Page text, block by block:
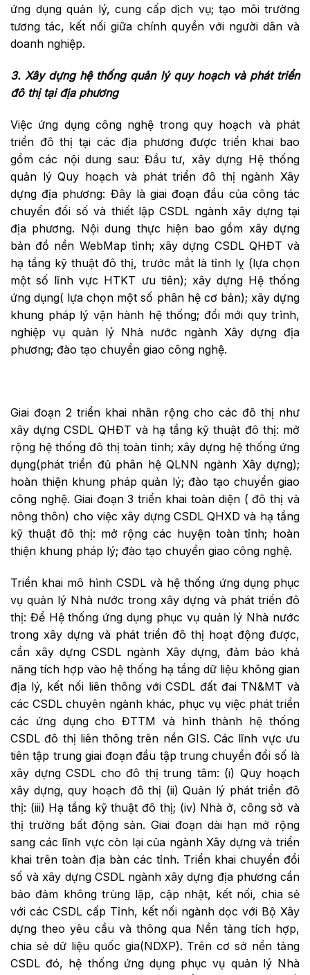
ứng dụng quản lý, cung cấp dịch vụ; tạo môi trường
tương tác, kết nối giữa chính quyền với người dân và
doanh nghiệp.
3. Xây dựng hệ thống quản lý quy hoạch và phát triển
đô thị tại địa phương
Việc ứng dụng công nghệ trong quy hoạch và phát
triển đô thị tại các địa phương được triển khai bao
gồm các nội dung sau: Đầu tư, xây dựng Hệ thống
quản lý Quy hoạch và phát triển đô thị ngành Xây
dựng địa phương: Đây là giai đoạn đầu của công tác
chuyển đổi số và thiết lập CSDL ngành xây dựng tại
địa phương. Nội dung thực hiện bao gồm xây dựng
bản đồ nền WebMap tỉnh; xây dựng CSDL QHĐT và
hạ tầng kỹ thuật đô thị, trước mắt là tỉnh lỵ (lựa chọn
một số lĩnh vực HTKT ưu tiên); xây dựng Hệ thống
ứng dụng( lựa chọn một số phân hệ cơ bản); xây dựng
khung pháp lý vận hành hệ thống; đổi mới quy trình,
nghiệp vụ quản lý Nhà nước ngành Xây dựng địa
phương; đào tạo chuyển giao công nghệ.
Giai đoạn 2 triển khai nhân rộng cho các đô thị như
xây dựng CSDL QHĐT và hạ tầng kỹ thuật đô thị: mở
rộng hệ thống đô thị toàn tỉnh; xây dựng hệ thống ứng
dụng(phát triển đủ phân hệ QLNN ngành Xây dựng);
hoàn thiện khung pháp quản lý; đào tạo chuyển giao
công nghệ. Giai đoạn 3 triển khai toàn diện ( đô thị và
nông thôn) cho việc xây dựng CSDL QHXD và hạ tầng
kỹ thuật đô thị: mở rộng các huyện toàn tỉnh; hoàn
thiện khung pháp lý; đào tạo chuyển giao công nghệ.
Triển khai mô hình CSDL và hệ thống ứng dụng phục
vụ quản lý Nhà nước trong xây dựng và phát triển đô
thị: Để Hệ thống ứng dụng phục vụ quản lý Nhà nước
trong xây dựng và phát triển đô thị hoạt động được,
cần xây dựng CSDL ngành Xây dựng, đảm bảo khả
năng tích hợp vào hệ thống hạ tầng dữ liệu không gian
địa lý, kết nối liên thông với CSDL đất đai TN&MT và
các CSDL chuyên ngành khác, phục vụ việc phát triển
các ứng dụng cho ĐTTM và hình thành hệ thống
CSDL đô thị liên thông trên nền GIS. Các lĩnh vực ưu
tiên tập trung giai đoạn đầu tập trung chuyển đổi số là
xây dựng CSDL cho đô thị trung tâm: (i) Quy hoạch
xây dựng, quy hoạch đô thị (ii) Quản lý phát triển đô
thị: (iii) Hạ tầng kỹ thuật đô thị; (iv) Nhà ở, công sở và
thị trường bất động sản. Giai đoạn dài hạn mở rộng
sang các lĩnh vực còn lại của ngành Xây dựng và triển
khai trên toàn địa bàn các tỉnh. Triển khai chuyển đổi
số và xây dựng CSDL ngành xây dựng địa phương cần
bảo đảm không trùng lặp, cập nhật, kết nối, chia sẻ
với các CSDL cấp Tỉnh, kết nối ngành dọc với Bộ Xây
dựng theo yêu cầu và thông qua Nền tảng tích hợp,
chia sẻ dữ liệu quốc gia(NDXP). Trên cơ sở nền tảng
CSDL đó, hệ thống ứng dụng phục vụ quản lý Nhà